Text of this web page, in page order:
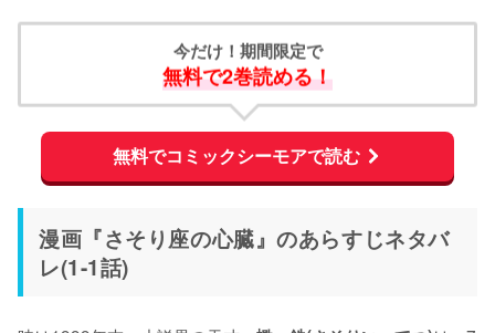
今だけ！期間限定で
無料で2巻読める！
無料でコミックシーモアで読む
漫画『さそり座の心臓』のあらすじネタバ
レ(1-1話)